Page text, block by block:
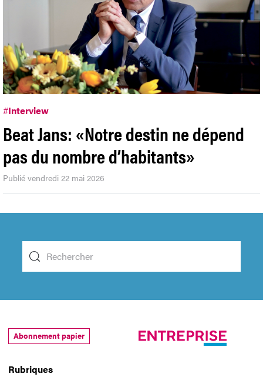
#Interview
Beat Jans: «Notre destin ne dépend
pas du nombre d’habitants»
Publié vendredi 22 mai 2026
Rubriques
Abonnement papier